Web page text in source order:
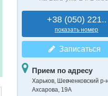
+38 (050) 221..
показать номер
Записаться
Прием по адресу
Харьков, Шевченковский р-
Ахсарова, 19А